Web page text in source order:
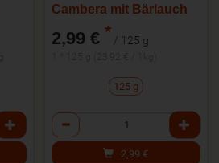
Cambera mit Bärlauch
2,99 € * / 125 g
125 g
Anzahl
2,99 €